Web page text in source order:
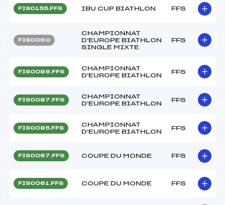
FIS0155.FFS IBU CUP BIATHLON FFS
FIS0090
CHAMPIONNAT
D'EUROPE BIATHLON
SINGLE MIXTE
FFS
FIS0089.FFS
CHAMPIONNAT
D'EUROPE BIATHLON
FFS
FIS0087.FFS
CHAMPIONNAT
D'EUROPE BIATHLON
FFS
FIS0085.FFS
CHAMPIONNAT
D'EUROPE BIATHLON
FFS
FIS0067.FFS COUPE DU MONDE FFS
FIS0061.FFS COUPE DU MONDE FFS